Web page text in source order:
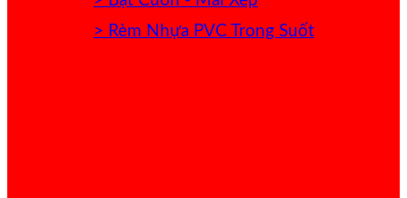
> Rèm Nhựa PVC Trong Suốt